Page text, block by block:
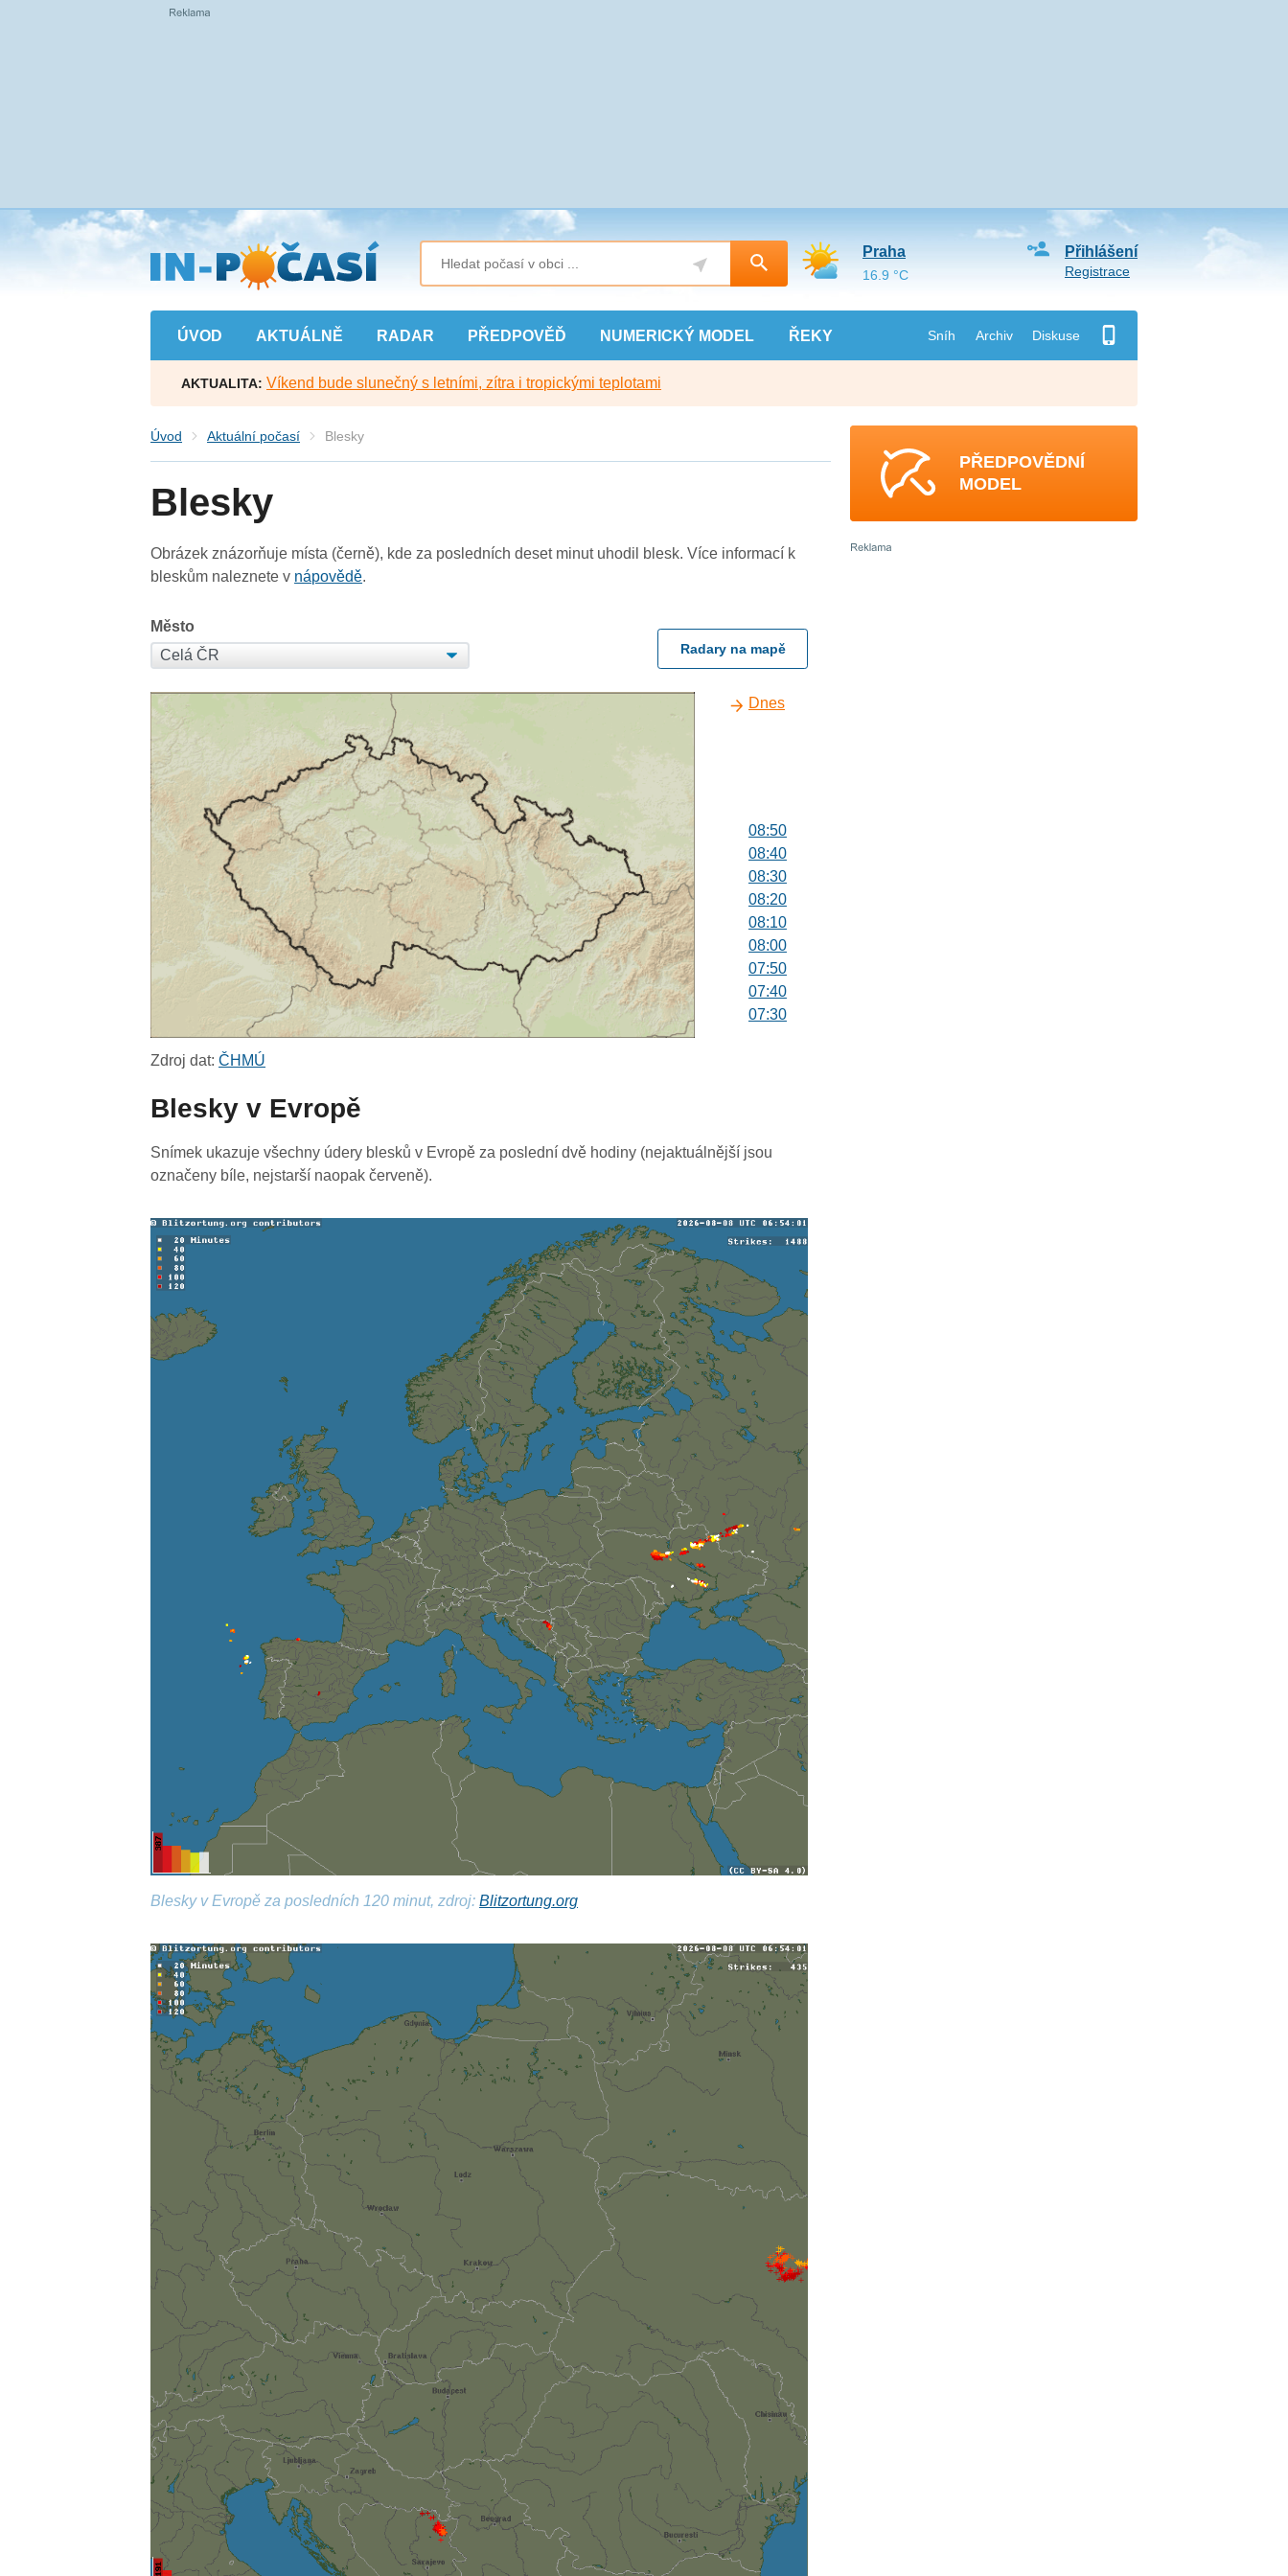
Přejít
na
hlavní
obsah
ÚVOD AKTUÁLNĚ RADAR PŘEDPOVĚĎ NUMERICKÝ MODEL ŘEKY Sníh Archiv Diskuse
Přihlášení
Registrace
Praha
16.9 °C
AKTUALITA: Víkend bude slunečný s letními, zítra i tropickými teplotami
Úvod Aktuální počasí Blesky
Blesky
Obrázek znázorňuje místa (černě), kde za posledních deset minut uhodil blesk. Více informací k
bleskům naleznete v nápovědě.
Město
Radary na mapě
Dnes
08:50
08:40
08:30
08:20
08:10
08:00
07:50
07:40
07:30
06:30
06:00
05:50
Zdroj dat:ČHMÚ
Blesky v Evropě
Snímek ukazuje všechny údery blesků v Evropě za poslední dvě hodiny (nejaktuálnější jsou
označeny bíle, nejstarší naopak červeně).
Blesky v Evropě za posledních 120 minut, zdroj:Blitzortung.org
PŘEDPOVĚDNÍ
MODEL